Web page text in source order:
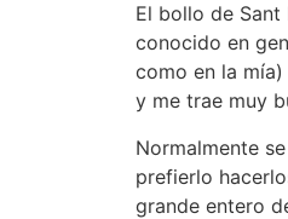
El bollo de
conocido en
como en la
y me trae muy
Normalmente
prefierlo
grande entero